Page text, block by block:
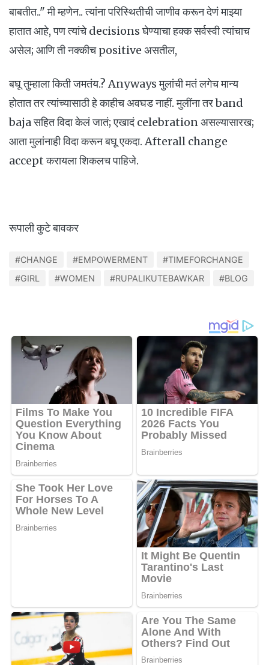
बाबतीत.." मी म्हणेन.. त्यांना परिस्थितीची जाणीव करून देणं माझ्या
हातात आहे, पण त्यांचे decisions घेण्याचा हक्क सर्वस्वी त्यांचाच
असेल; आणि ती नक्कीच positive असतील,
बघू तुम्हाला किती जमतंय.? Anyways मुलांची मतं लगेच मान्य
होतात तर त्यांच्यासाठी हे काहीच अवघड नाहीं. मुलींना तर band
baja सहित विदा केलं जातं; एखादं celebration असल्यासारख;
आता मुलांनाही विदा करून बघू एकदा. Afterall change
accept करायला शिकलच पाहिजे.
रूपाली कुटे बावकर
#CHANGE #EMPOWERMENT
#TIMEFORCHANGE
#GIRL
#WOMEN #RUPALIKUTEBAWKAR #BLOG